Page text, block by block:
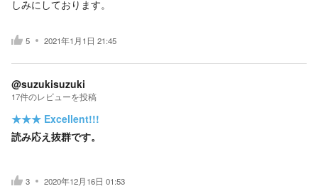
しみにしております。
5 2021年1月1日 21:45
@suzukisuzuki
17件のレビューを投稿
★★★ Excellent!!!
読み応え抜群です。
3 2020年12月16日 01:53